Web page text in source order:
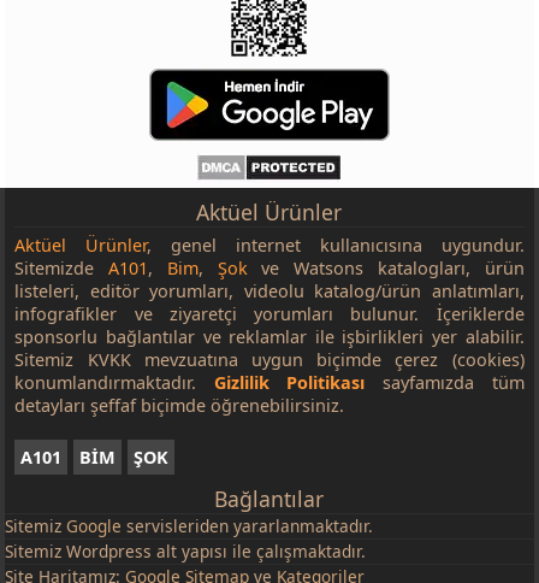
Aktüel Ürünler
Aktüel Ürünler, genel internet kullanıcısına uygundur.
SitemizdeA101, Bim, Şok ve Watsons katalogları, ürün
listeleri, editör yorumları, videolu katalog/ürün anlatımları,
infografikler ve ziyaretçi yorumları bulunur. İçeriklerde
sponsorlu bağlantılar ve reklamlar ile işbirlikleri yer alabilir.
Sitemiz KVKK mevzuatına uygun biçimde çerez (cookies)
konumlandırmaktadır. Gizlilik Politikası sayfamızda tüm
detayları şeffaf biçimde öğrenebilirsiniz.
A101 BİM ŞOK
Bağlantılar
Sitemiz Google servisleriden yararlanmaktadır.
Sitemiz Wordpress alt yapısı ile çalışmaktadır.
Site Haritamız: Google Sitemap ve Kategoriler